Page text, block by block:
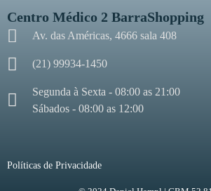
Centro Médico 2 BarraShopping
Av. das Américas, 4666 sala 408
(21) 99934-1450
Segunda à Sexta - 08:00 as 21:00
Sábados - 08:00 as 12:00
Políticas de Privacidade